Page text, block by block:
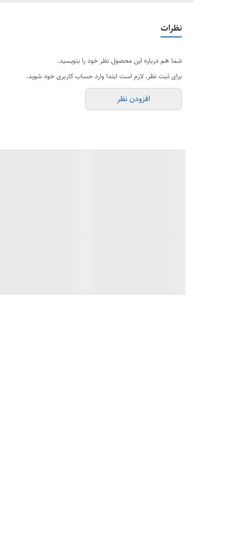
نظرات
شما هم درباره این محصول نظر خود را بنویسید.
برای ثبت نظر، لازم است ابتدا وارد حساب کاربری خود شوید.
افزودن نظر